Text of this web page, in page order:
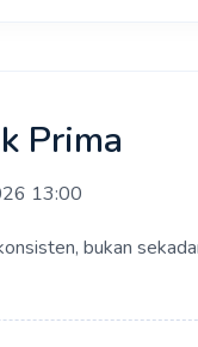
Prima
13:00
bukan